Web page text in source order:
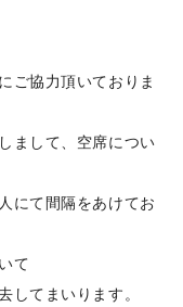
力頂いておりま
て、空席につい
間隔をあけてお
て
まいります。